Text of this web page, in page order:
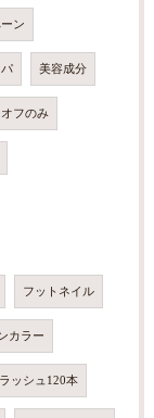
ン
美容成分
オフのみ
フットネイル
カラー
ッシュ120本